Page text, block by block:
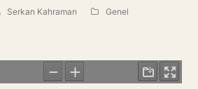
Serkan Kahraman
Genel